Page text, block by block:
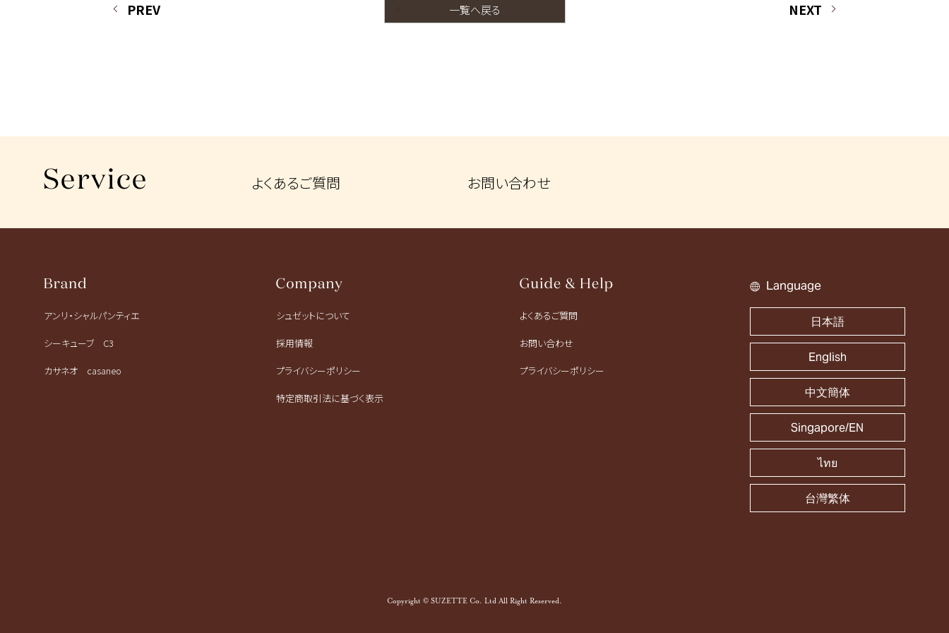
PREV 一覧へ戻る NEXT
よくあるご質問 お問い合わせ
アンリ・シャルパンティエ
シーキューブ C3
カサネオ casaneo
シュゼットについて
採用情報
プライバシーポリシー
特定商取引法に基づく表示
よくあるご質問
お問い合わせ
プライバシーポリシー
Language
日本語
English
中文簡体
Singapore/EN
ไทย
台灣繁体
Copyright © SUZETTE Co. Ltd All Right Reserved.